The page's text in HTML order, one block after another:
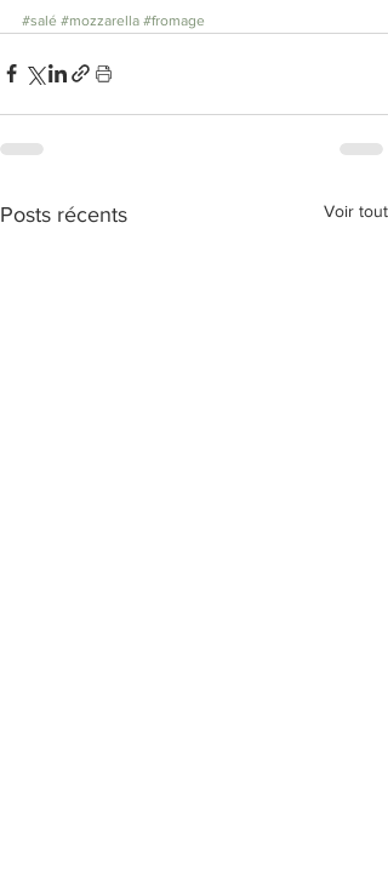
#salé #mozzarella #fromage
Posts récents Voir tout